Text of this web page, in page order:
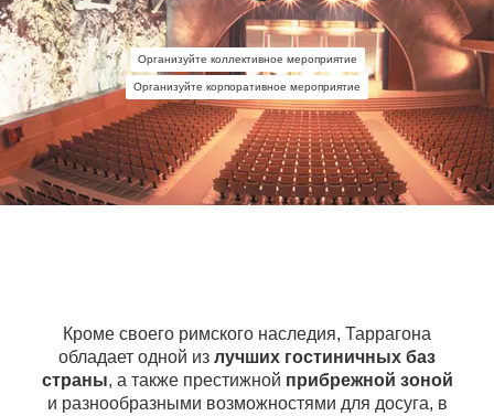
Организуйте коллективное мероприятие
Организуйте корпоративное мероприятие
Кроме своего римского наследия, Таррагона
обладает одной из лучших гостиничных баз
страны, а также престижной прибрежной зоной
и разнообразными возможностями для досуга, в